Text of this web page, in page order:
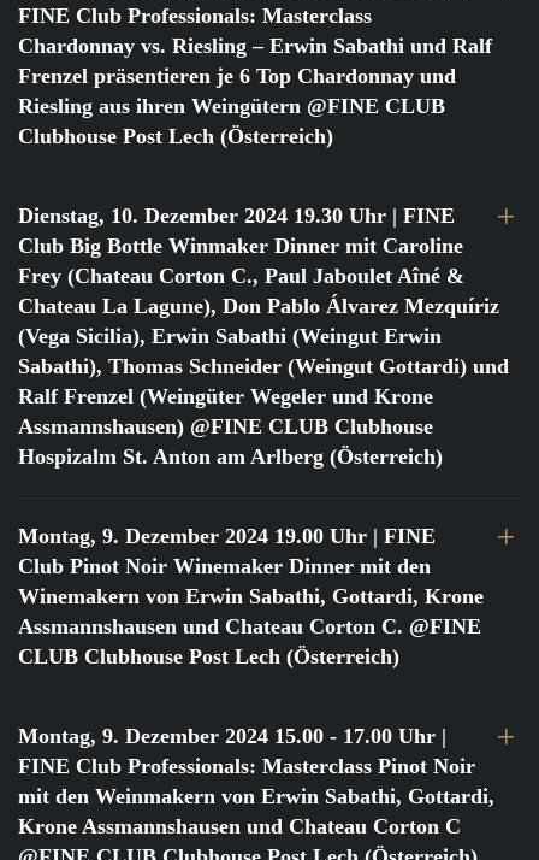
FINE Club Professionals: Masterclass
Chardonnay vs. Riesling – Erwin Sabathi und Ralf
Frenzel präsentieren je 6 Top Chardonnay und
Riesling aus ihren Weingütern @FINE CLUB
Clubhouse Post Lech (Österreich)
Dienstag, 10. Dezember 2024 19.30 Uhr | FINE
Club Big Bottle Winmaker Dinner mit Caroline
Frey (Chateau Corton C., Paul Jaboulet Aîné &
Chateau La Lagune), Don Pablo Álvarez Mezquíriz
(Vega Sicilia), Erwin Sabathi (Weingut Erwin
Sabathi), Thomas Schneider (Weingut Gottardi) und
Ralf Frenzel (Weingüter Wegeler und Krone
Assmannshausen) @FINE CLUB Clubhouse
Hospizalm St. Anton am Arlberg (Österreich)
Montag, 9. Dezember 2024 19.00 Uhr | FINE
Club Pinot Noir Winemaker Dinner mit den
Winemakern von Erwin Sabathi, Gottardi, Krone
Assmannshausen und Chateau Corton C. @FINE
CLUB Clubhouse Post Lech (Österreich)
Montag, 9. Dezember 2024 15.00 - 17.00 Uhr |
FINE Club Professionals: Masterclass Pinot Noir
mit den Weinmakern von Erwin Sabathi, Gottardi,
Krone Assmannshausen und Chateau Corton C